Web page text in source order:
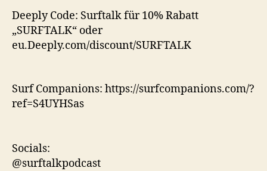
Deeply Code: Surftalk für 10% Rabatt
„SURFTALK“ oder
eu.Deeply.com/discount/SURFTALK
Surf Companions: https://surfcompanions.com/?
ref=S4UYHSas
Socials:
@surftalkpodcast